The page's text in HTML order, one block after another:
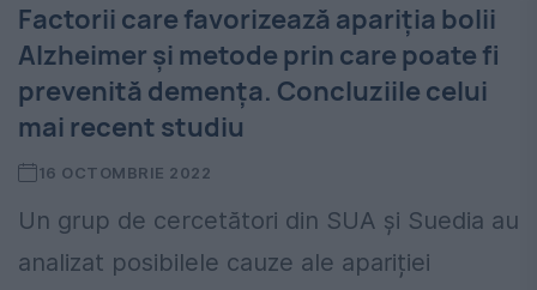
Factorii care favorizează apariția bolii
Alzheimer și metode prin care poate fi
prevenită demența. Concluziile celui
mai recent studiu
16 OCTOMBRIE 2022
Un grup de cercetători din SUA și Suedia au
analizat posibilele cauze ale apariției